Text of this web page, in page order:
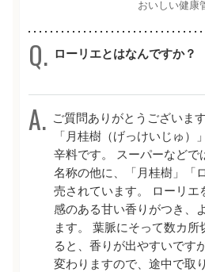
おいしい健康
ローリエとはなんですか？
ご質問ありがとうございま
「月桂樹（げっけいじゅ）
辛料です。 スーパーなどで
名称の他に、「月桂樹」「
売されています。 ローリエ
感のある甘い香りがつき、
ます。 葉脈にそって数カ
ると、香りが出やすいです
変わりますので、途中で取